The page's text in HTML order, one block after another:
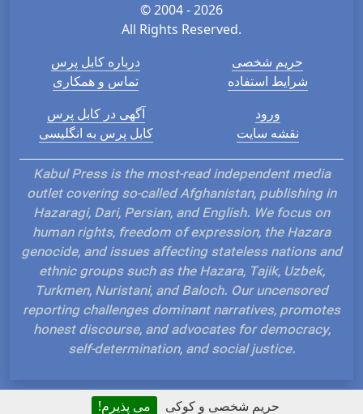
حریم شخصی و کوکی می پذیرم!
© 2004 - 2026
All Rights Reserved.
درباره کابل پرس
تماس و همکاری
حریم شخصی
شرایط استفاده
آگهی در کابل پرس
کابل پرس به انگلیسی
ورود
نقشه سایت
Kabul Press is the most-read independent media
outlet covering so-called Afghanistan, publishing in
Hazaragi, Dari, Persian, and English. We focus on
human rights, freedom of expression, the Hazara
genocide, and issues affecting stateless nations and
ethnic groups such as the Hazara, Tajik, Uzbek,
Turkmen, Nuristani, and Baloch. Our uncensored
reporting challenges dominant narratives, promotes
honest discourse, and advocates for democracy,
self-determination, and social justice.